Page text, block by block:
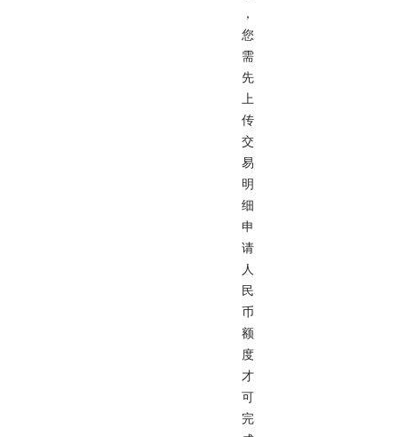
，
您
需
先
上
传
交
易
明
细
申
请
人
民
币
额
度
才
可
完